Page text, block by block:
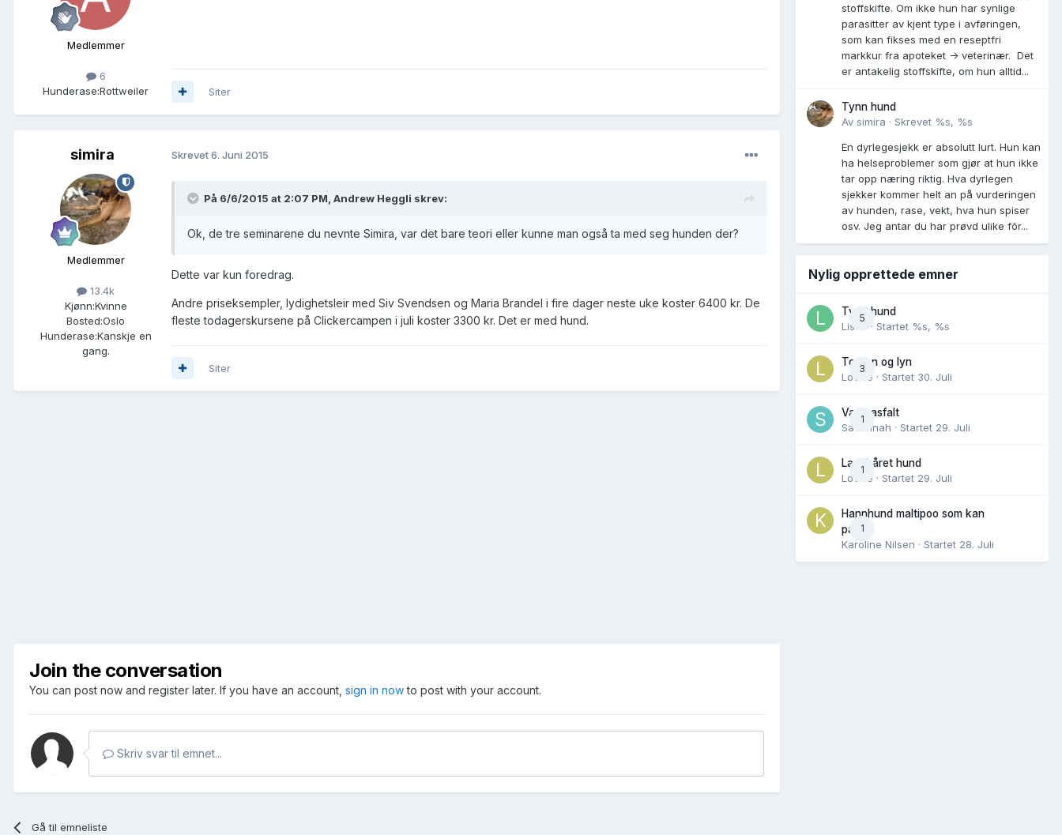
Medlemmer
6
Hunderase:Rottweiler Siter
simira
Medlemmer
13.4k
Kjønn:Kvinne
Bosted:Oslo
Hunderase:Kanskje en
gang.
Skrevet6. Juni 2015
På 6/6/2015 at 2:07 PM, Andrew Heggli skrev:
Ok, de tre seminarene du nevnte Simira, var det bare teori eller kunne man også ta med seg hunden der?
Dette var kun foredrag.
Andre priseksempler, lydighetsleir med Siv Svendsen og Maria Brandel i fire dager neste uke koster 6400 kr. De
fleste todagerskursene på Clickercampen i juli koster 3300 kr. Det er med hund.
Siter
Join the conversation
You can post now and register later. If you have an account, sign in nowto post with your account.
Skriv svar til emnet...
Gå til emneliste
stoffskifte. Om ikke hun har synlige
parasitter av kjent type i avføringen,
som kan fikses med en reseptfri
markkur fra apoteket -> veterinær. Det
er antakelig stoffskifte, om hun alltid...
Tynn hund
Av simira · Skrevet %s, %s
En dyrlegesjekk er absolutt lurt. Hun kan
ha helseproblemer som gjør at hun ikke
tar opp næring riktig. Hva dyrlegen
sjekker kommer helt an på vurderingen
av hunden, rase, vekt, hva hun spiser
osv. Jeg antar du har prøvd ulike fõr...
Nylig opprettede emner
5
Tynn hund
Lisen
· Startet %s, %s
3
Torden og lyn
Lovise · Startet 30. Juli
1
Varm asfalt
Savannah · Startet 29. Juli
1
Langhåret hund
Lovise · Startet 29. Juli
1
Hannhund maltipoo som kan
parres
Karoline Nilsen · Startet 28. Juli